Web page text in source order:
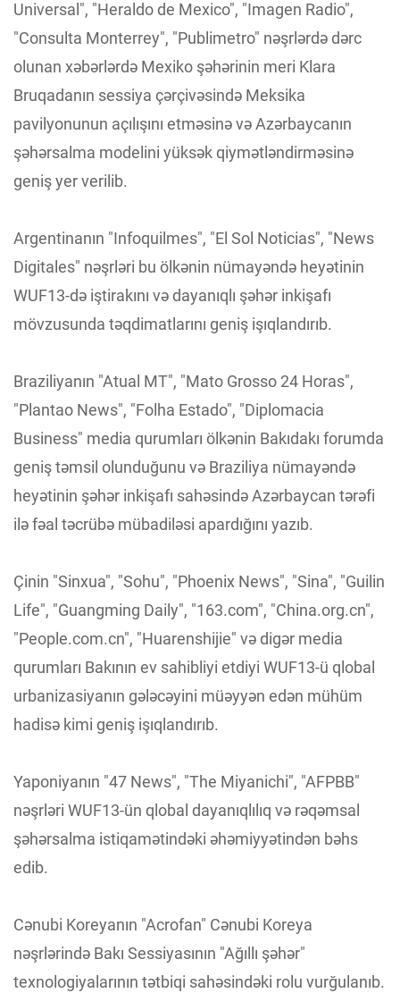
Universal", "Heraldo de Mexico", "Imagen Radio",
"Consulta Monterrey", "Publimetro" nəşrlərdə dərc
olunan xəbərlərdə Mexiko şəhərinin meri Klara
Bruqadanın sessiya çərçivəsində Meksika
pavilyonunun açılışını etməsinə və Azərbaycanın
şəhərsalma modelini yüksək qiymətləndirməsinə
geniş yer verilib.
Argentinanın "Infoquilmes", "El Sol Noticias", "News
Digitales" nəşrləri bu ölkənin nümayəndə heyətinin
WUF13-də iştirakını və dayanıqlı şəhər inkişafı
mövzusunda təqdimatlarını geniş işıqlandırıb.
Braziliyanın "Atual MT", "Mato Grosso 24 Horas",
"Plantao News", "Folha Estado", "Diplomacia
Business" media qurumları ölkənin Bakıdakı forumda
geniş təmsil olunduğunu və Braziliya nümayəndə
heyətinin şəhər inkişafı sahəsində Azərbaycan tərəfi
ilə fəal təcrübə mübadiləsi apardığını yazıb.
Çinin "Sinxua", "Sohu", "Phoenix News", "Sina", "Guilin
Life", "Guangming Daily", "163.com", "China.org.cn",
"People.com.cn", "Huarenshijie" və digər media
qurumları Bakının ev sahibliyi etdiyi WUF13-ü qlobal
urbanizasiyanın gələcəyini müəyyən edən mühüm
hadisə kimi geniş işıqlandırıb.
Yaponiyanın "47 News", "The Miyanichi", "AFPBB"
nəşrləri WUF13-ün qlobal dayanıqlılıq və rəqəmsal
şəhərsalma istiqamətindəki əhəmiyyətindən bəhs
edib.
Cənubi Koreyanın "Acrofan" Cənubi Koreya
nəşrlərində Bakı Sessiyasının "Ağıllı şəhər"
texnologiyalarının tətbiqi sahəsindəki rolu vurğulanıb.